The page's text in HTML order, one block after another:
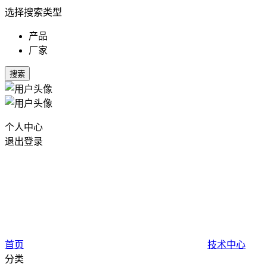
选择搜索类型
产品
厂家
搜索
个人中心
退出登录
首页
技术中心
分类